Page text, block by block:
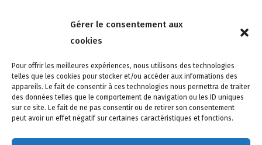
Gérer le consentement aux
cookies
Pour offrir les meilleures expériences, nous utilisons des technologies
telles que les cookies pour stocker et/ou accéder aux informations des
appareils. Le fait de consentir à ces technologies nous permettra de traiter
des données telles que le comportement de navigation ou les ID uniques
sur ce site. Le fait de ne pas consentir ou de retirer son consentement
peut avoir un effet négatif sur certaines caractéristiques et fonctions.
4 rue de la Tour 85150 Les Achards